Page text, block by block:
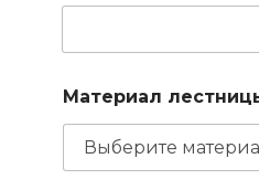
Материал